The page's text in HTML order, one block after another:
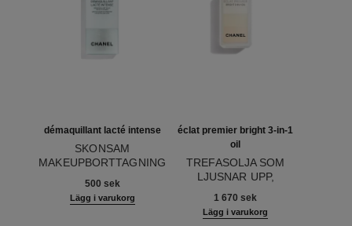
démaquillant lacté intense
SKONSAM
MAKEUPBORTTAGNING
LÄPPAR
500 sek
Lägg i varukorg
éclat premier bright 3-in-1
oil
TREFASOLJA SOM
LJUSNAR UPP,
SKYDDAR
1 670 sek
Lägg i varukorg